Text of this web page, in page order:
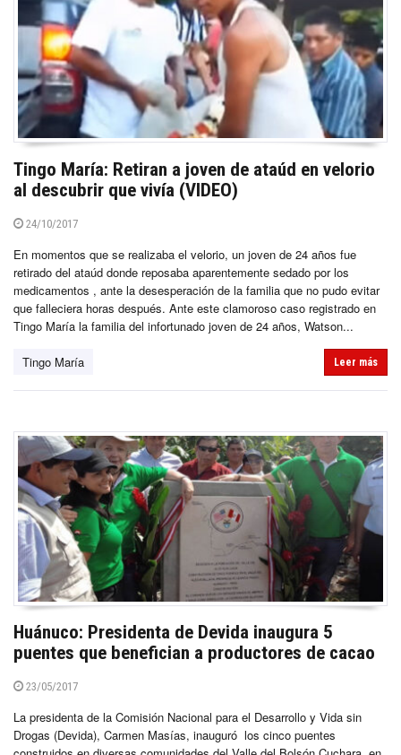
Tingo María: Retiran a joven de ataúd en velorio
al descubrir que vivía (VIDEO)
24/10/2017
En momentos que se realizaba el velorio, un joven de 24 años fue
retirado del ataúd donde reposaba aparentemente sedado por los
medicamentos , ante la desesperación de la familia que no pudo evitar
que falleciera horas después. Ante este clamoroso caso registrado en
Tingo María la familia del infortunado joven de 24 años, Watson...
Tingo María Leer más
Huánuco: Presidenta de Devida inaugura 5
puentes que benefician a productores de cacao
23/05/2017
La presidenta de la Comisión Nacional para el Desarrollo y Vida sin
Drogas (Devida), Carmen Masías, inauguró los cinco puentes